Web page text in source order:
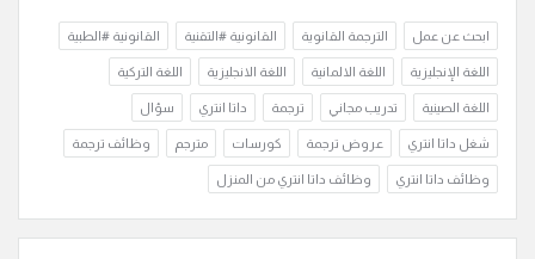
ابحث عن عمل الترجمة القانوية القانونية #التقنية القانونية #الطبية
اللغة الإنجليزية اللغة الالمانية اللغة الانجليزية اللغة التركية
اللغة الصينية تدريب مجاني ترجمة داتا انتري سؤال
شغل داتا انتري عروض ترجمة كورسات مترجم وظائف ترجمة
وظائف داتا انتري وظائف داتا انتري من المنزل